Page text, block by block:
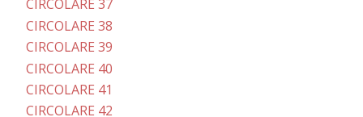
CIRCOLARE 37
CIRCOLARE 38
CIRCOLARE 39
CIRCOLARE 40
CIRCOLARE 41
CIRCOLARE 42